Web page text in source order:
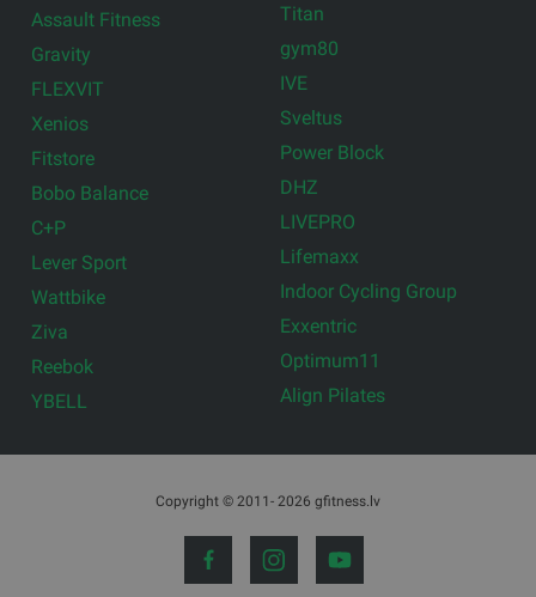
Assault Fitness
Gravity
FLEXVIT
Xenios
Fitstore
Bobo Balance
C+P
Lever Sport
Wattbike
Ziva
Reebok
YBELL
Titan
gym80
IVE
Sveltus
Power Block
DHZ
LIVEPRO
Lifemaxx
Indoor Cycling Group
Exxentric
Optimum11
Align Pilates
Copyright © 2011- 2026 gfitness.lv